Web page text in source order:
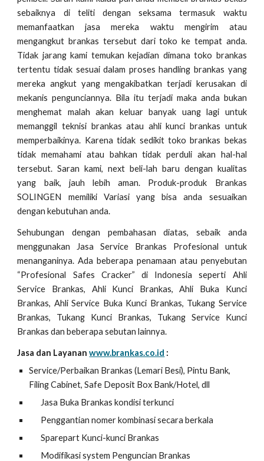
sebaiknya di teliti dengan seksama termasuk waktu
memanfaatkan jasa mereka waktu mengirim atau
mengangkut brankas tersebut dari toko ke tempat anda.
Tidak jarang kami temukan kejadian dimana toko brankas
tertentu tidak sesuai dalam proses handling brankas yang
mereka angkut yang mengakibatkan terjadi kerusakan di
mekanis pengunciannya. Bila itu terjadi maka anda bukan
menghemat malah akan keluar banyak uang lagi untuk
memanggil teknisi brankas atau ahli kunci brankas untuk
memperbaikinya. Karena tidak sedikit toko brankas bekas
tidak memahami atau bahkan tidak perduli akan hal-hal
tersebut. Saran kami, next beli-lah baru dengan kualitas
yang baik, jauh lebih aman. Produk-produk Brankas
SOLINGEN memiliki Variasi yang bisa anda sesuaikan
dengan kebutuhan anda.
Sehubungan dengan pembahasan diatas, sebaik anda
menggunakan Jasa Service Brankas Profesional untuk
menanganinya. Ada beberapa penamaan atau penyebutan
“Profesional Safes Cracker” di Indonesia seperti Ahli
Service Brankas, Ahli Kunci Brankas, Ahli Buka Kunci
Brankas, Ahli Service Buka Kunci Brankas, Tukang Service
Brankas, Tukang Kunci Brankas, Tukang Service Kunci
Brankas dan beberapa sebutan lainnya.
Jasa dan Layananwww.brankas.co.id :
Service/Perbaikan Brankas (Lemari Besi), Pintu Bank,
Filing Cabinet, Safe Deposit Box Bank/Hotel, dll
Jasa Buka Brankas kondisi terkunci
Penggantian nomer kombinasi secara berkala
Sparepart Kunci-kunci Brankas
Modifikasi system Penguncian Brankas